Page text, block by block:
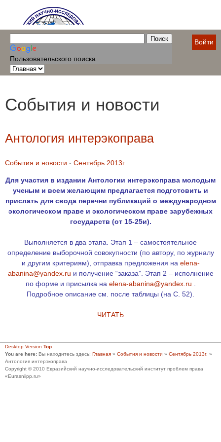
Пользовательского поиска
Войти
События и новости
Антология интерэкоправа
События и новости - Сентябрь 2013г.
Для участия в издании Антологии интерэкоправа молодым
ученым и всем желающим предлагается подготовить и
прислать для свода перечни публикаций о международном
экологическом праве и экологическом праве зарубежных
государств (от 15-25и).
Выполняется в два этапа. Этап 1 – самостоятельное
определение выборочной совокупности (по автору, по журналу
и другим критериям), отправка предложения на elena-
abanina@yandex.ru и получение “заказа”. Этап 2 – исполнение
по форме и присылка на elena-abanina@yandex.ru
Подробное описание см. после таблицы (на С. 52).
ЧИТАТЬ
Desktop Version Top
You are here: Вы находитесь здесь: Главная » События и новости » Сентябрь 2013г. »
Антология интерэкоправа
Copyright © 2010 Евразийский научно-исследовательский институт проблем права
«Eurasniipp.ru»